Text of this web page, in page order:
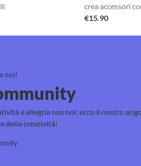
crea accessori
€15.90
noi!
e allegria con noi: ecco il nostro
della creatività!